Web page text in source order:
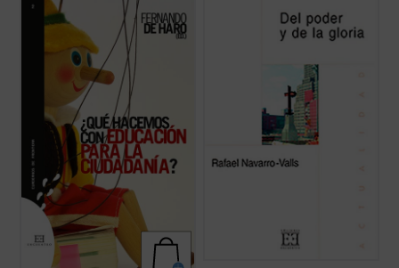
Ningún tema está suscitando tanta
polémica como el debate en torno a la
nueva asignaturaEducación para la
. El presente libro aborda desde
una pluralidad de perspectivas una
cuestión en la que cristalizan las
(ver ficha)
este libro, cuyo título es un préstamo
intencionado de la novela más conocida de
Del poder y de la gloria
acontecimientos cuyos protagonistas han